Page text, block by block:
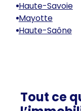
Haute-Savoie
Mayotte
Haute-Saône
Tout ce